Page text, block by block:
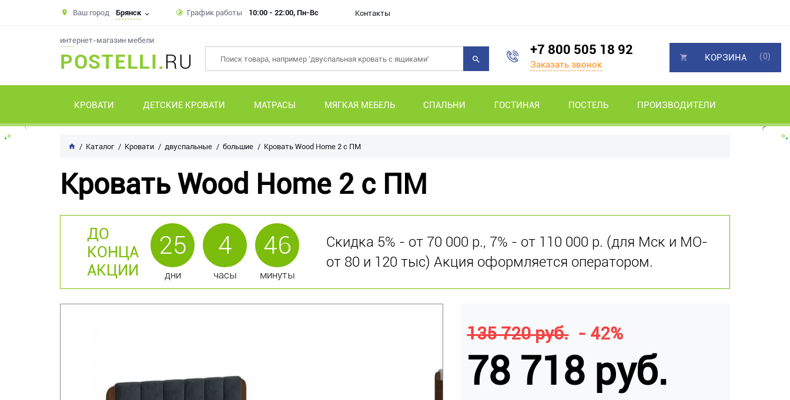
Ваш город Брянск График работы 10:00 - 22:00, Пн-Вс Контакты
интернет-магазин мебели
POSTELLI.RU
+7 800 505 18 92
Заказать звонок
КРОВАТИ ДЕТСКИЕ КРОВАТИ МАТРАСЫ МЯГКАЯ МЕБЕЛЬ СПАЛЬНИ ГОСТИНАЯ ПОСТЕЛЬ ПРОИЗВОДИТЕЛИ
КОРЗИНА (0)
Каталог Кровати двуспальные большие Кровать Wood Home 2 с ПМ
Кровать Wood Home 2 с ПМ
ДО
КОНЦА
АКЦИИ
25
дни
4
часы
46
минуты
Скидка 5% - от 70 000 р., 7% - от 110 000 р. (для Мск и МО-
от 80 и 120 тыс) Акция оформляется оператором.
135 720 руб. - 42%
78 718 руб.